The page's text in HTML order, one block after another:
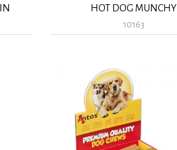
HOT DOG MUNCHY
10163